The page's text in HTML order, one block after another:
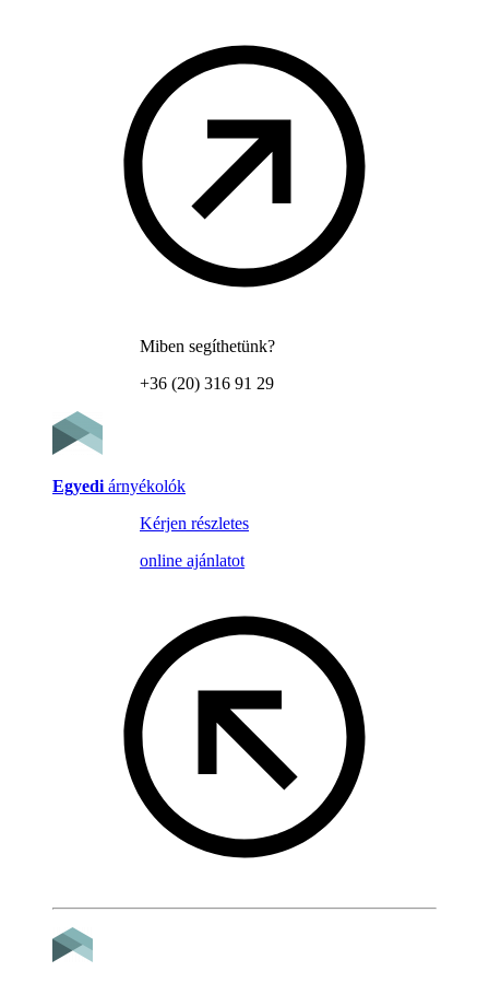
Miben segíthetünk?
+36 (20) 316 91 29
Egyedi árnyékolók
Kérjen részletes
online ajánlatot